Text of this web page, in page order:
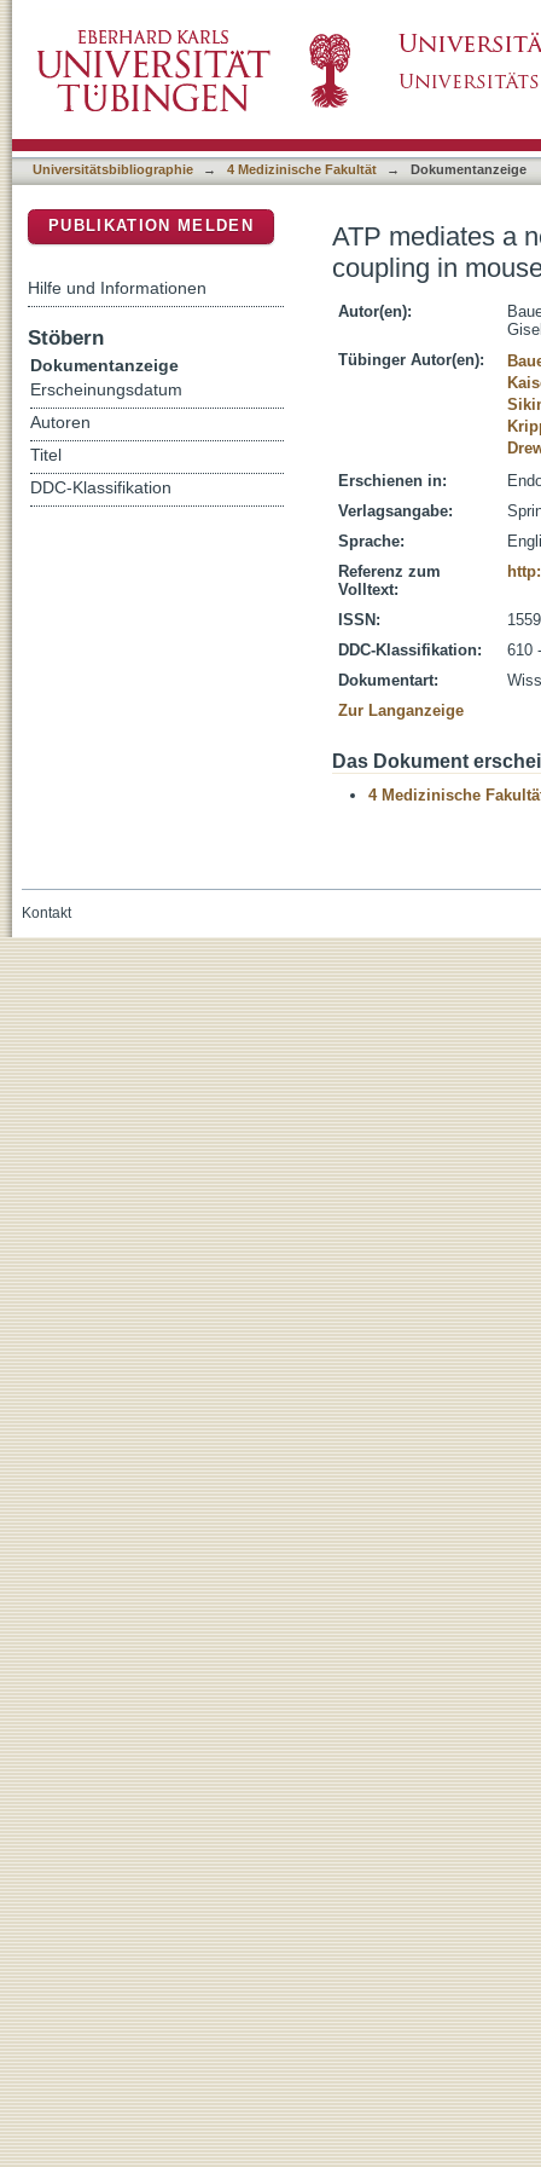
cells
Universitätsbibliographie → 4 Medizinische Fakultät → Dokumentanzeige
ATP mediates a
coupling in
Autor(en):
Tübinger Autor(en):
Erschienen in:
Verlagsangabe:
Sprache:
Referenz zum
Volltext:
ISSN:
DDC-Klassifikation:
610
Dokumentart:
Zur Langanzeige
Das Dokument
4 Medizinische
PUBLIKATION MELDEN
Hilfe und Informationen
Stöbern
Dokumentanzeige
Erscheinungsdatum
Autoren
Titel
DDC-Klassifikation
Kontakt